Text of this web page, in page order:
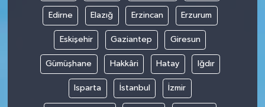
Edirne Elazığ Erzincan Erzurum
Eskişehir Gaziantep Giresun
Gümüşhane Hakkâri Hatay Iğdır
Isparta İstanbul İzmir